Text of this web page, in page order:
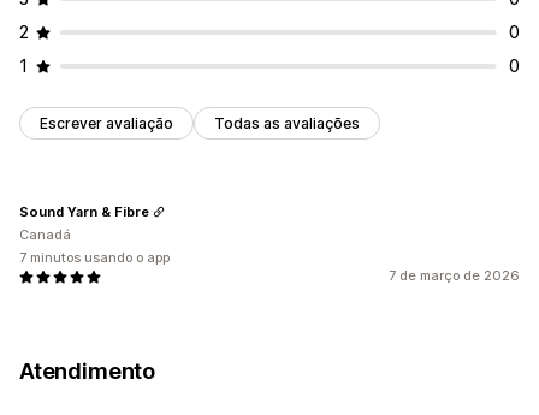
2
0
1
0
Escrever avaliação Todas as avaliações
7 de março de 2026
Sound Yarn & Fibre
Canadá
7 minutos usando o app
Atendimento